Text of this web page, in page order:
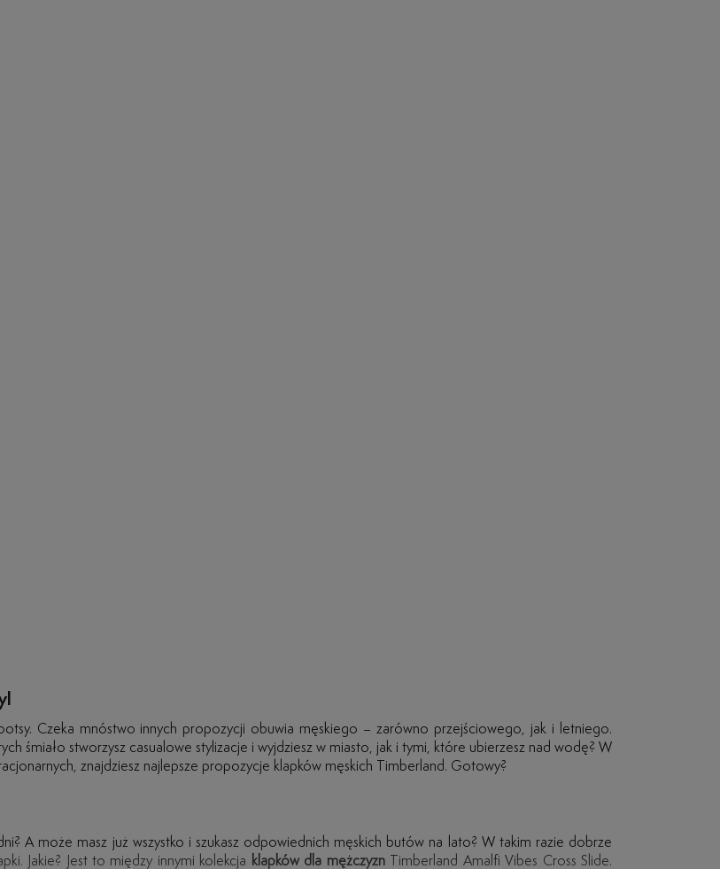
Czeka mnóstwo innych propozycji obuwia męskiego – zarówno przejściowego, jak i letniego.
śmiało stworzysz casualowe stylizacje i wyjdziesz w miasto, jak i tymi, które ubierzesz nad wodę? W
znajdziesz najlepsze propozycje klapków męskich Timberland. Gotowy?
A może masz już wszystko i szukasz odpowiednich męskich butów na lato? W takim razie dobrze
Jakie? Jest to między innymi kolekcja klapków dla mężczyznTimberland Amalfi Vibes Cross Slide.